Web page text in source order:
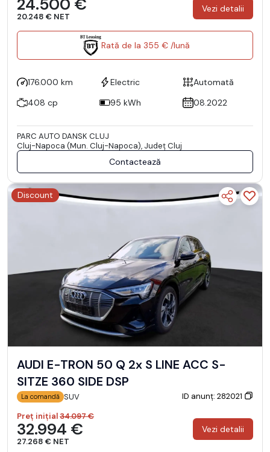
24.500 €
20.248 € NET
Vezi detalii
Rată de la 355 € /lună
176.000 km Electric
Automată
408 cp
95 kWh 08.2022
PARC AUTO DANSK CLUJ
Cluj-Napoca (Mun. Cluj-Napoca), Județ Cluj
Contactează
Discount
AUDI E-TRON 50 Q 2x S LINE ACC S-
SITZE 360 SIDE DSP
La comandă SUV
ID anunț: 282021
Preț inițial34.097 €
32.994 €
27.268 € NET
Vezi detalii